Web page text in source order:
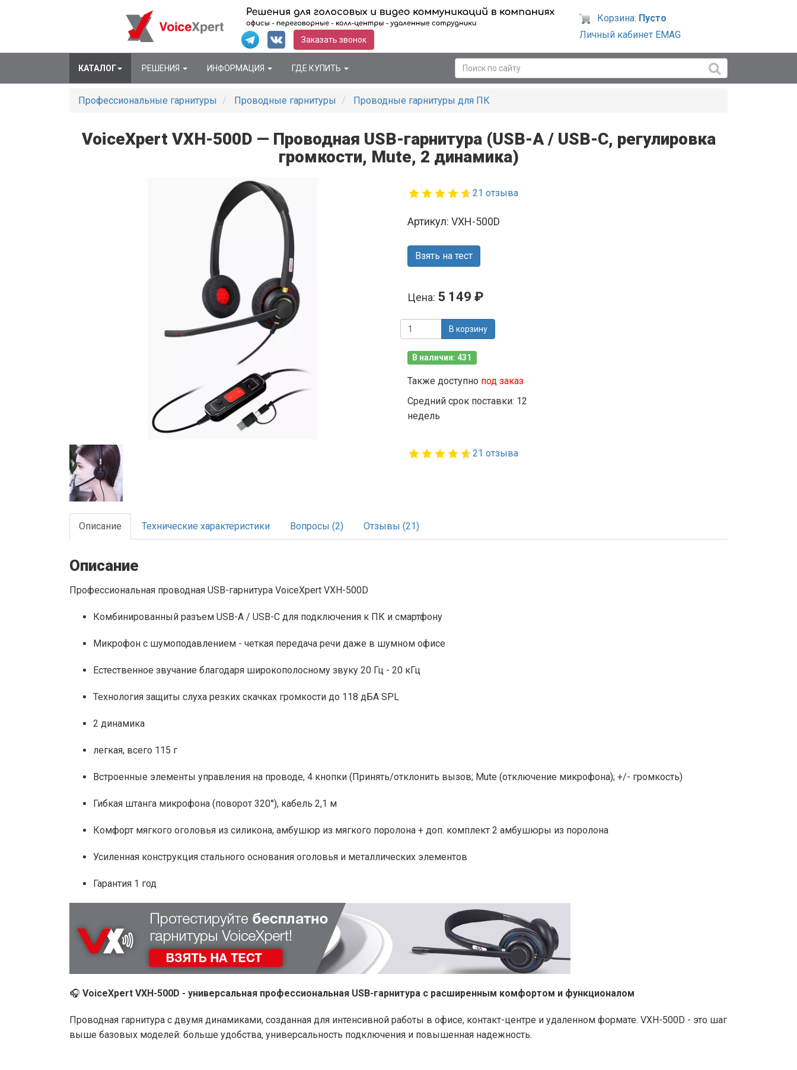
Заказать звонок
Корзина: Пусто
Личный кабинет EMAG
КАТАЛОГ РЕШЕНИЯ ИНФОРМАЦИЯ ГДЕ КУПИТЬ
Профессиональные гарнитуры Проводные гарнитуры Проводные гарнитуры для ПК
VoiceXpert VXH-500D — Проводная USB-гарнитура (USB-A / USB-C, регулировка
громкости, Mute, 2 динамика)
21 отзыва
Артикул: VXH-500D
Взять на тест
Цена: 5 149 ₽
В корзину
В наличии: 431
Также доступно под заказ
Средний срок поставки: 12
недель
21 отзыва
Описание Технические характеристики Вопросы (2) Отзывы (21)
Описание
Профессиональная проводная USB-гарнитура VoiceXpert VXH-500D
Комбинированный разъем USB-A / USB-C для подключения к ПК и смартфону
Микрофон с шумоподавлением - четкая передача речи даже в шумном офисе
Естественное звучание благодаря широкополосному звуку 20 Гц - 20 кГц
Технология защиты слуха резких скачках громкости до 118 дБА SPL
2 динамика
легкая, всего 115 г
Встроенные элементы управления на проводе, 4 кнопки (Принять/отклонить вызов; Mute (отключение микрофона); +/- громкость)
Гибкая штанга микрофона (поворот 320°), кабель 2,1 м
Комфорт мягкого оголовья из силикона, амбушюр из мягкого поролона + доп. комплект 2 амбушюры из поролона
Усиленная конструкция стального основания оголовья и металлических элементов
Гарантия 1 год
🎧 VoiceXpert VXH-500D - универсальная профессиональная USB-гарнитура с расширенным комфортом и функционалом
Проводная гарнитура с двумя динамиками, созданная для интенсивной работы в офисе, контакт-центре и удаленном формате. VXH-500D - это шаг
выше базовых моделей: больше удобства, универсальность подключения и повышенная надежность.